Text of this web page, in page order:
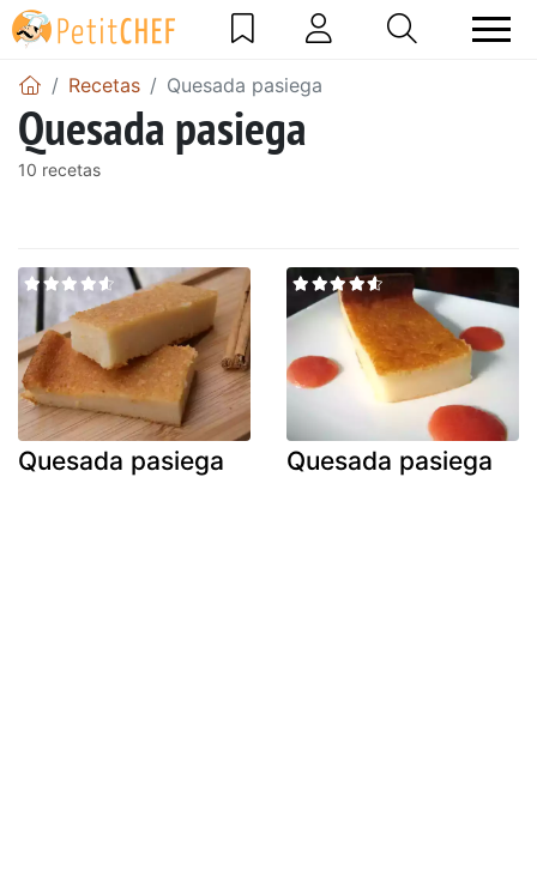
Recetas Quesada pasiega
Quesada pasiega
10 recetas
Quesada pasiega Quesada pasiega